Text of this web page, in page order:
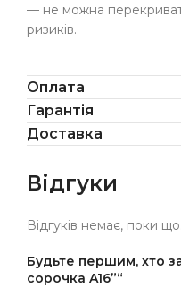
— не можна
ризиків.
Оплата
Гарантія
Доставка
Відгуки
Відгуків немає, поки що.
Будьте першим, хто
сорочка A16”“